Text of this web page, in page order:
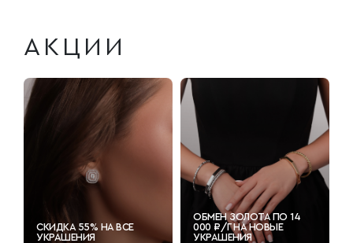
АКЦИИ
СКИДКА 55% НА ВСЕ
УКРАШЕНИЯ
ОБМЕН ЗОЛОТА ПО 14
000 ₽/Г НА НОВЫЕ
УКРАШЕНИЯ